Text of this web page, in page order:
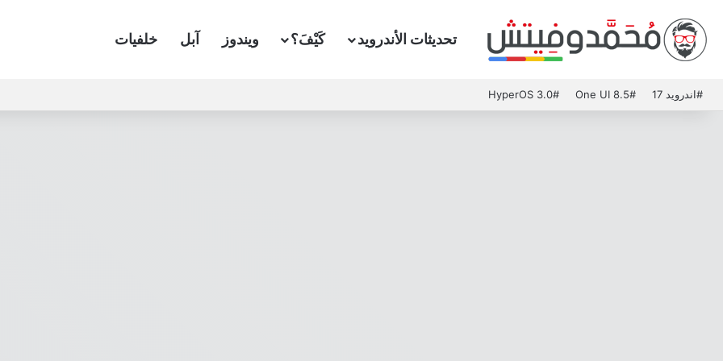
تحديثات الأندرويد كَيْفَ؟ ويندوز آبل خلفيات
#اندرويد 17 #One UI 8.5
#HyperOS 3.0